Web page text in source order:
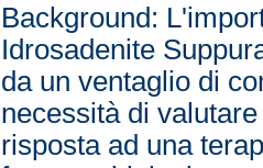
Background:
Idrosadenite
da un ventaglio di
necessità di
risposta ad una